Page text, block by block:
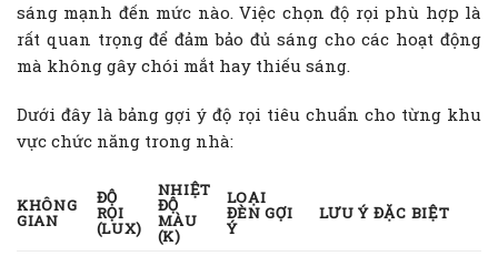
sáng mạnh đến mức nào. Việc chọn độ rọi phù hợp là
rất quan trọng để đảm bảo đủ sáng cho các hoạt động
mà không gây chói mắt hay thiếu sáng.
Dưới đây là bảng gợi ý độ rọi tiêu chuẩn cho từng khu
vực chức năng trong nhà:
KHÔNG
GIAN
ĐỘ
RỌI
(LUX)
NHIỆT
ĐỘ
MÀU
(K)
LOẠI
ĐÈN GỢI
Ý
LƯU Ý ĐẶC BIỆT